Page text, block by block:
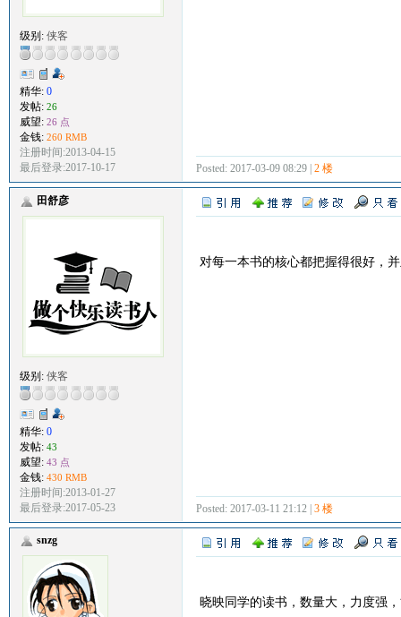
级别: 侠客
精华: 0
发帖: 26
威望: 26 点
金钱: 260 RMB
注册时间:2013-04-15
最后登录:2017-10-17
Posted: 2017-03-09 08:29 | 2 楼
田舒彦
级别: 侠客
精华: 0
发帖: 43
威望: 43 点
金钱: 430 RMB
注册时间:2013-01-27
最后登录:2017-05-23
对每一本书的核心都把握得很好，
Posted: 2017-03-11 21:12 | 3 楼
snzg
晓映同学的读书，数量大，力度强